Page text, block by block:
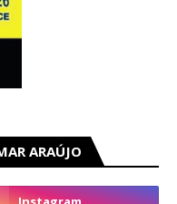
ARAÚJO